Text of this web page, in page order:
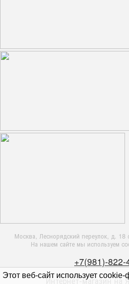
Этот веб-сайт использует
Москва, Леснорядский переулок, д.
На нашем сайте мы используем
+7(981)-822-
Интернет-магазин на